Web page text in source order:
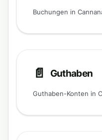
📄️ Guthaben